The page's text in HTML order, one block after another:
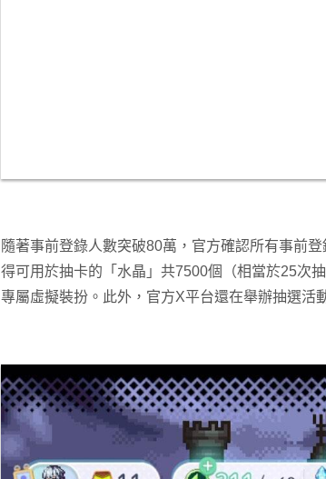
隨著事前登錄人數突破80萬，官方確認所有事前
得可用於抽卡的「水晶」共7500個（相當於25次
專屬虛擬裝扮。此外，官方X平台還在舉辦抽選活